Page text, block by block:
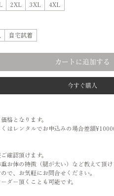
2XL 3XL 4XL
自宅試着
カートに追加する
今すぐ購入
格となります。
くはレンタルでお申込みの場合差額
確認頂けます。
重お体の特徴（腿が太い）など教えて頂
で、お気軽にお問合せください。
ダー頂くことも可能です。